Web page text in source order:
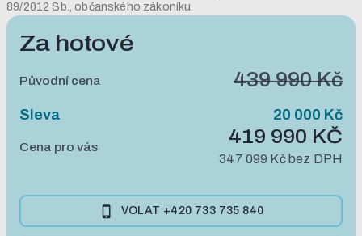
89/2012 Sb., občanského zákoníku.
Za hotové
Původní cena 439 990 Kč
Sleva 20 000 Kč
Cena pro vás 419 990 KČ
347 099 Kč bez DPH
VOLAT +420 733 735 840